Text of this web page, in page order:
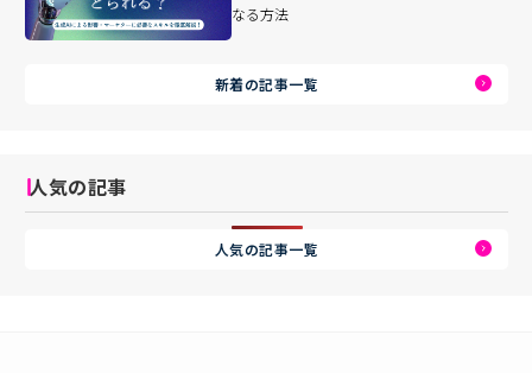
なる方法
新着の記事一覧
人気の記事
人気の記事一覧